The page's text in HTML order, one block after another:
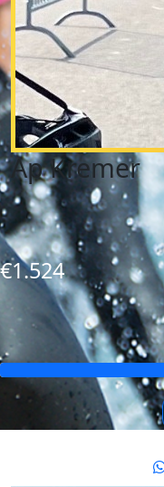
Ap Kremer
€1.524